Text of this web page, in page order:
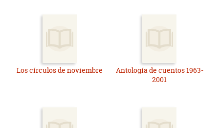
Los círculos de noviembre
Antología de cuentos 1963-
2001